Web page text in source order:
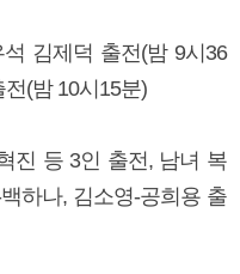
김제덕 출전(밤 9시36
(밤 10시15분)
진 등 3인 출전, 남녀 복
하나, 김소영-공희용 출